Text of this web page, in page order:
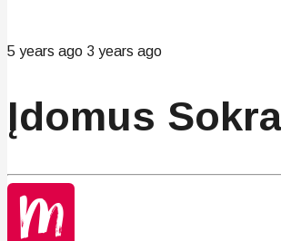
5 years ago 3 years ago
Įdomus